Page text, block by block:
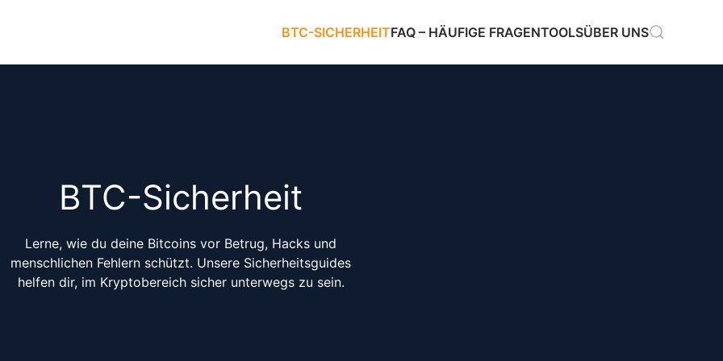
BTC-SICHERHEITFAQ – HÄUFIGE FRAGENTOOLSÜBER UNS
BTC-Sicherheit
Lerne, wie du deine Bitcoins vor Betrug, Hacks und
menschlichen Fehlern schützt. Unsere Sicherheitsguides
helfen dir, im Kryptobereich sicher unterwegs zu sein.